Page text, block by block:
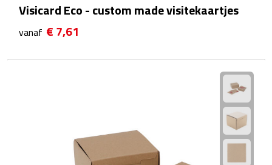
Fietstassen
Fiets telefoonhouders
Fiets reparatiesets
Visicard Eco - custom made visitekaartjes
vanaf € 7,61